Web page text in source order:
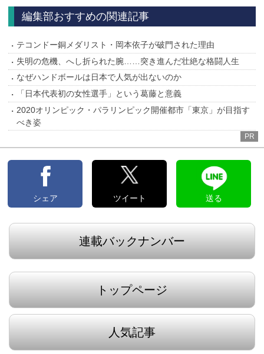
へ
へ
編集部おすすめの関連記事
テコンドー銅メダリスト・岡本依子が破門された理由
失明の危機、へし折られた腕……突き進んだ壮絶な格闘人生
なぜハンドボールは日本で人気が出ないのか
「日本代表初の女性選手」という葛藤と意義
2020オリンピック・パラリンピック開催都市「東京」が目指す
べき姿
PR
シェア ツイート 送る
連載バックナンバー
トップページ
人気記事